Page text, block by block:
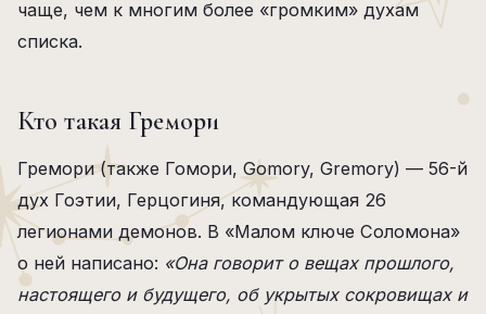
чаще, чем к многим более «громким» духам
списка.
Кто такая Гремори
Гремори (также Гомори, Gomory, Gremory) — 56-й
дух Гоэтии, Герцогиня, командующая 26
легионами демонов. В «Малом ключе Соломона»
о ней написано: «Она говорит о вещах прошлого,
настоящего и будущего, об укрытых сокровищах и